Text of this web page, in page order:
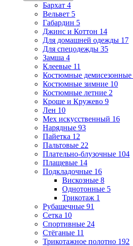
Бархат 4
Вельвет 5
Габардин 5
Джинс и Коттон 14
Для домашней одежды 17
Для спецодежды 35
Замша 4
Клеевые 11
Костюмные демисезонные
Костюмные зимние 10
Костюмные летние 2
Кроше и Кружево 9
Лен 10
Мех искусственный 16
Нарядные 93
Пайетка 12
Пальтовые 22
Плательно-блузочные 104
Плащевые 14
Подкладочные 16
Вискозные 8
Однотонные 5
Трикотаж 1
Рубашечные 91
Сетка 10
Спортивные 24
Стёганые 11
Трикотажное полотно 192